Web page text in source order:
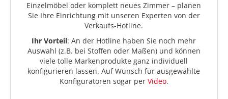
Einzelmöbel oder komplett neues Zimmer – planen
Sie Ihre Einrichtung mit unseren Experten von der
Verkaufs-Hotline.
Ihr Vorteil: An der Hotline haben Sie noch mehr
Auswahl (z.B. bei Stoffen oder Maßen) und können
viele tolle Markenprodukte ganz individuell
konfigurieren lassen. Auf Wunsch für ausgewählte
Konfiguratoren sogar per Video.